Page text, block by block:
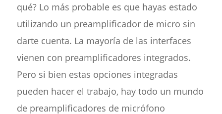
qué? Lo más probable es que hayas estado
utilizando un preamplificador de micro sin
darte cuenta. La mayoría de las interfaces
vienen con preamplificadores integrados.
Pero si bien estas opciones integradas
pueden hacer el trabajo, hay todo un mundo
de preamplificadores de micrófono